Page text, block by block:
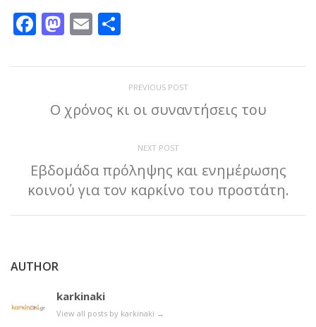
Facebook
Mastodon
Email
PREVIOUS POST
Ο χρόνος κι οι συναντήσεις του
NEXT POST
Εβδομάδα πρόληψης και ενημέρωσης
κοινού για τον καρκίνο του προστάτη.
AUTHOR
karkinaki
View all posts by karkinaki →